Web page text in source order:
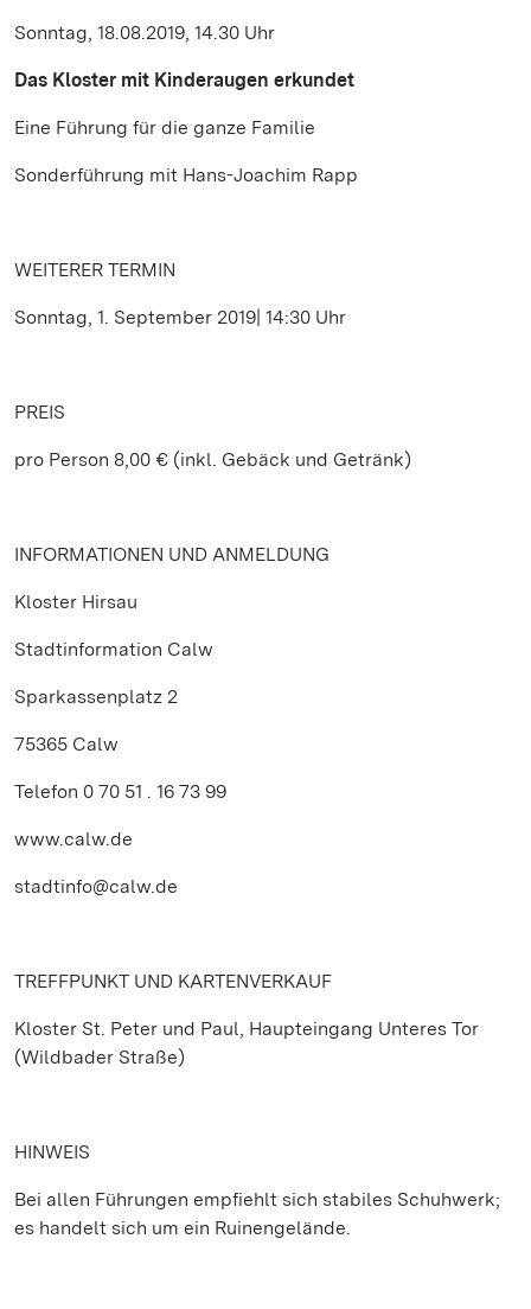
Sonntag, 18.08.2019, 14.30 Uhr
Das Kloster mit Kinderaugen erkundet
Eine Führung für die ganze Familie
Sonderführung mit Hans-Joachim Rapp
WEITERER TERMIN
Sonntag, 1. September 2019| 14:30 Uhr
PREIS
pro Person 8,00 € (inkl. Gebäck und Getränk)
INFORMATIONEN UND ANMELDUNG
Kloster Hirsau
Stadtinformation Calw
Sparkassenplatz 2
75365 Calw
Telefon 0 70 51 . 16 73 99
www.calw.de
stadtinfo@calw.de
TREFFPUNKT UND KARTENVERKAUF
Kloster St. Peter und Paul, Haupteingang Unteres Tor
(Wildbader Straße)
HINWEIS
Bei allen Führungen empfiehlt sich stabiles Schuhwerk;
es handelt sich um ein Ruinengelände.